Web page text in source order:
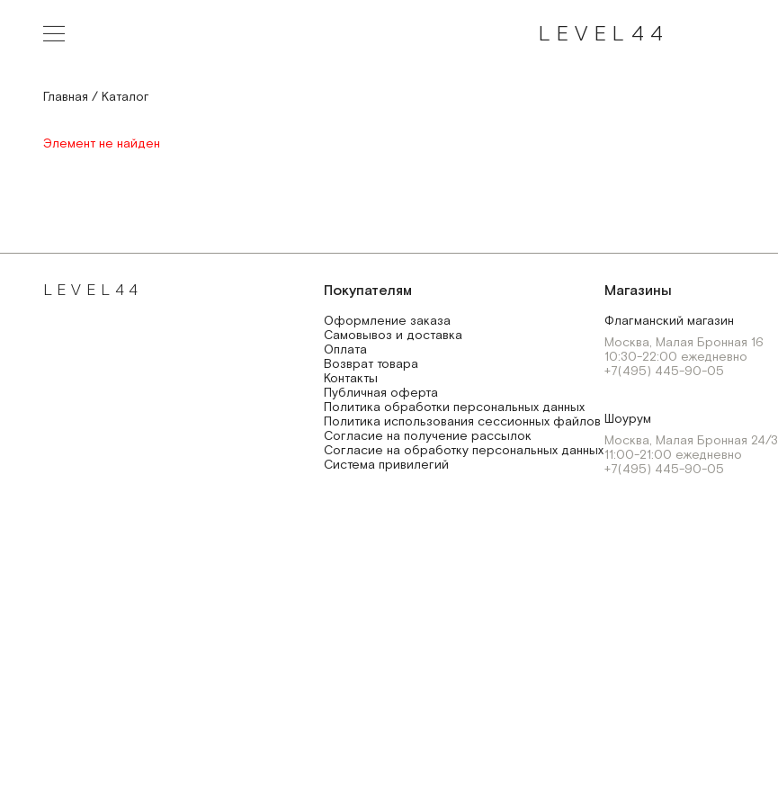
LEVEL44
Главная / Каталог
Элемент не найден
Магазины
Флагманский магазин
Москва, Малая Бронная 16
10:30-22:00 ежедневно
+7(495) 445-90-05
Шоурум
Москва, Малая Бронная 24/3
11:00-21:00 ежедневно
+7(495) 445-90-05
Покупателям
Оформление заказа
Самовывоз и доставка
Оплата
Возврат товара
Контакты
Публичная оферта
Политика обработки персональных данных
Политика использования сессионных файлов
Согласие на получение рассылок
Согласие на обработку персональных данных
Система привилегий
LEVEL44